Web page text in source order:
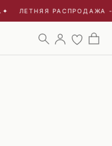
ЛЕТНЯЯ РАСПРОДАЖА -